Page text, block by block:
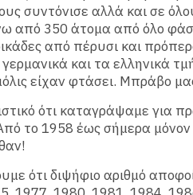
συντόνισε αλλά και σε
από 350 άτομα από όλο
από πέρυσι και
και τα ελληνικά
είχαν φτάσει. Μπράβο
ότι καταγράψαμε για
το 1958 έως σήμερα
ότι διψήφιο αριθμό